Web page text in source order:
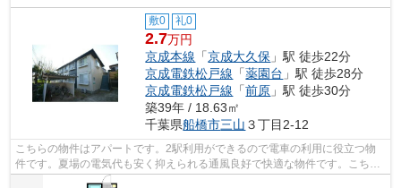
敷0 礼0
2.7万円
京成本線 「京成大久保 」駅 徒歩22分
京成電鉄松戸線 「薬園台 」駅 徒歩28分
京成電鉄松戸線 「前原 」駅 徒歩30分
築39年 / 18.63㎡
千葉県船橋市三山 ３丁目2-12
こちらの物件はアパートです。2駅利用ができるので電車の利用に役立つ物
件です。夏場の電気代も安く抑えられる通風良好で快適な物件です。こちら
の物件では初期費用をカードでお支払い...